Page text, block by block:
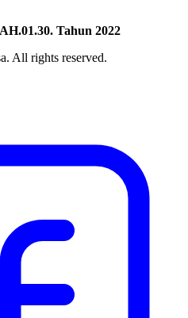
Tahun 2022
All rights reserved.